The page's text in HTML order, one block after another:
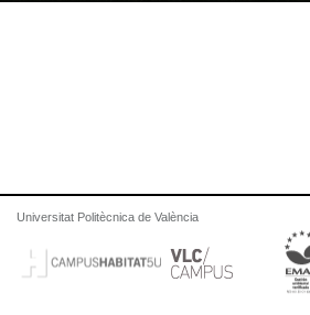
Universitat Politècnica de València